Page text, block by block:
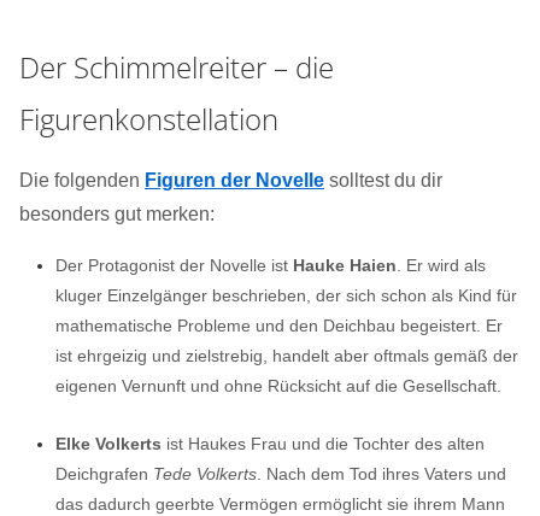
Der Schimmelreiter – die
Figurenkonstellation
Die folgenden Figuren der Novelle solltest du dir
besonders gut merken:
Der Protagonist der Novelle ist Hauke Haien . Er wird als
kluger Einzelgänger beschrieben, der sich schon als Kind für
mathematische Probleme und den Deichbau begeistert. Er
ist ehrgeizig und zielstrebig, handelt aber oftmals gemäß der
eigenen Vernunft und ohne Rücksicht auf die Gesellschaft.
Elke Volkerts ist Haukes Frau und die Tochter des alten
Deichgrafen Tede Volkerts . Nach dem Tod ihres Vaters und
das dadurch geerbte Vermögen ermöglicht sie ihrem Mann